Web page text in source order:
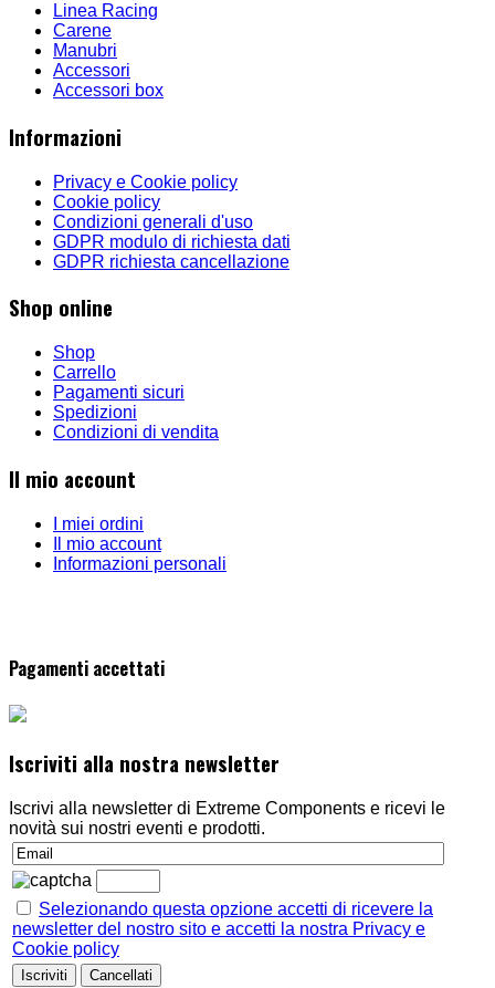
Linea Racing
Carene
Manubri
Accessori
Accessori box
Informazioni
Privacy e Cookie policy
Cookie policy
Condizioni generali d'uso
GDPR modulo di richiesta dati
GDPR richiesta cancellazione
Shop online
Shop
Carrello
Pagamenti sicuri
Spedizioni
Condizioni di vendita
Il mio account
I miei ordini
Il mio account
Informazioni personali
Pagamenti accettati
Iscriviti alla nostra newsletter
Iscrivi alla newsletter di Extreme Components e ricevi le
novità sui nostri eventi e prodotti.
Selezionando questa opzione accetti di ricevere la
newsletter del nostro sito e accetti la nostra Privacy e
Cookie policy